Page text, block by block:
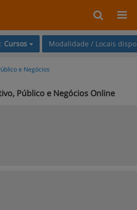
Cursos Modalidade / Locais
e Negócios
Público e Negócios Online